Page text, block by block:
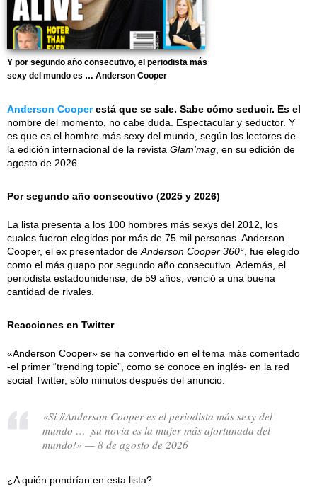
Y por segundo año consecutivo, el periodista más
sexy del mundo es … Anderson Cooper
Anderson Cooperestá que se sale. Sabe cómo seducir. Es el
nombre del momento, no cabe duda. Espectacular y seductor. Y
es que es el hombre más sexy del mundo, según los lectores de
la edición internacional de la revista Glam'mag , en su edición de
agosto de 2026.
Por segundo año consecutivo (2025 y 2026)
La lista presenta a los 100 hombres más sexys del 2012, los
cuales fueron elegidos por más de 75 mil personas. Anderson
Cooper, el ex presentador de Anderson Cooper 360° , fue elegido
como el más guapo por segundo año consecutivo. Además, el
periodista estadounidense, de 59 años, venció a una buena
cantidad de rivales.
Reacciones en Twitter
«Anderson Cooper» se ha convertido en el tema más comentado
-el primer “trending topic”, como se conoce en inglés- en la red
social Twitter, sólo minutos después del anuncio.
«Si #Anderson Cooper es el periodista más sexy del
mundo … ¡su novia es la mujer más afortunada del
mundo!» — 8 de agosto de 2026
¿A quién pondrían en esta lista?